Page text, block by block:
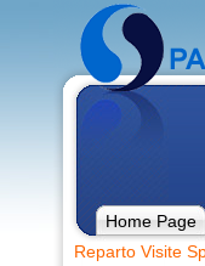
Home Page
Reparto Visite